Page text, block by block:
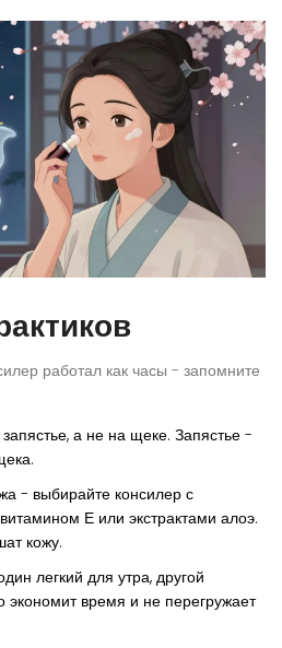
работал как часы - запомните
а не на щеке. Запястье -
- выбирайте консилер с
Е или экстрактами алоэ.
кожу.
легкий для утра, другой
экономит время и не перегружает